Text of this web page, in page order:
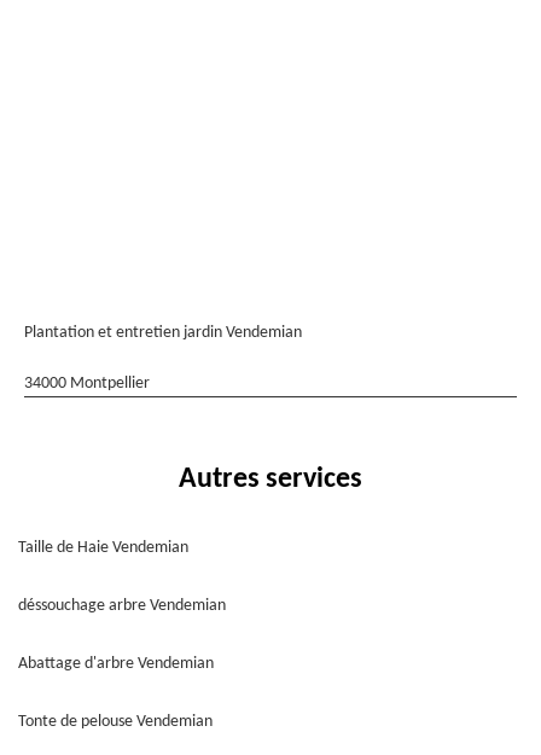
Plantation et entretien jardin Vendemian
34000 Montpellier
Autres services
Taille de Haie Vendemian
déssouchage arbre Vendemian
Abattage d'arbre Vendemian
Tonte de pelouse Vendemian